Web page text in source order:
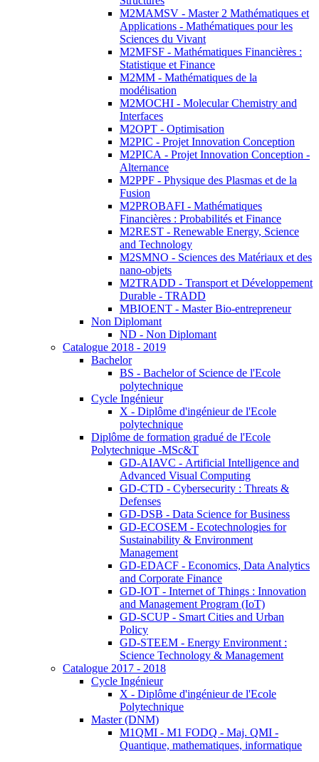
M2MAMSV - Master 2 Mathématiques et
Applications - Mathématiques pour les
Sciences du Vivant
M2MFSF - Mathématiques Financières :
Statistique et Finance
M2MM - Mathématiques de la
modélisation
M2MOCHI - Molecular Chemistry and
Interfaces
M2OPT - Optimisation
M2PIC - Projet Innovation Conception
M2PICA - Projet Innovation Conception -
Alternance
M2PPF - Physique des Plasmas et de la
Fusion
M2PROBAFI - Mathématiques
Financières : Probabilités et Finance
M2REST - Renewable Energy, Science
and Technology
M2SMNO - Sciences des Matériaux et des
nano-objets
M2TRADD - Transport et Développement
Durable - TRADD
MBIOENT - Master Bio-entrepreneur
Non Diplomant
ND - Non Diplomant
Catalogue 2018 - 2019
Bachelor
BS - Bachelor of Science de l'Ecole
polytechnique
Cycle Ingénieur
X - Diplôme d'ingénieur de l'Ecole
polytechnique
Diplôme de formation gradué de l'Ecole
Polytechnique -MSc&T
GD-AIAVC - Artificial Intelligence and
Advanced Visual Computing
GD-CTD - Cybersecurity : Threats &
Defenses
GD-DSB - Data Science for Business
GD-ECOSEM - Ecotechnologies for
Sustainability & Environment
Management
GD-EDACF - Economics, Data Analytics
and Corporate Finance
GD-IOT - Internet of Things : Innovation
and Management Program (IoT)
GD-SCUP - Smart Cities and Urban
Policy
GD-STEEM - Energy Environment :
Science Technology & Management
Catalogue 2017 - 2018
Cycle Ingénieur
X - Diplôme d'ingénieur de l'Ecole
Polytechnique
Master (DNM)
M1QMI - M1 FODQ - Maj. QMI -
Quantique, mathematiques, informatique